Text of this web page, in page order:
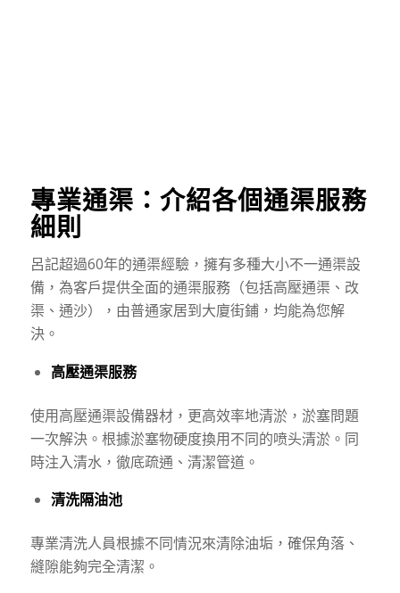
專業通渠：介紹各個通渠服務
細則
呂記超過60年的通渠經驗，擁有多種大小不一通渠設
備，為客戶提供全面的通渠服務（包括高壓通渠、改
渠、通沙），由普通家居到大廈街鋪，均能為您解
決。
高壓通渠服務
使用高壓通渠設備器材，更高效率地清淤，淤塞問題
一次解決。根據淤塞物硬度換用不同的喷头清淤。同
時注入清水，徹底疏通、清潔管道。
清洗隔油池
專業清洗人員根據不同情況來清除油垢，確保角落、
縫隙能夠完全清潔。